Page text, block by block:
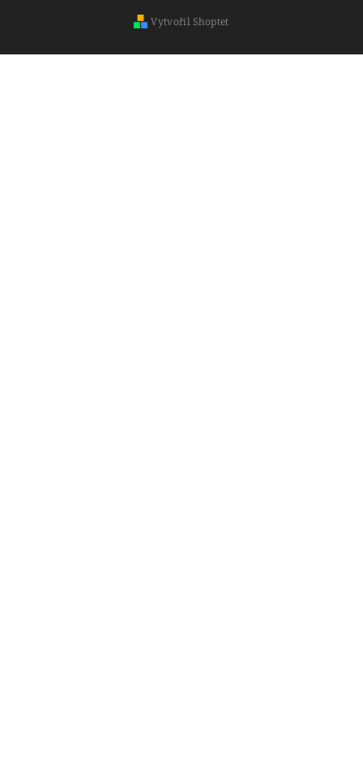
Vytvořil Shoptet